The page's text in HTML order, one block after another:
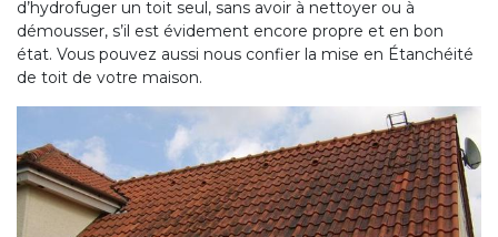
d’hydrofuger un toit seul, sans avoir à nettoyer ou à
démousser, s’il est évidement encore propre et en bon
état. Vous pouvez aussi nous confier la mise en Étanchéité
de toit de votre maison.